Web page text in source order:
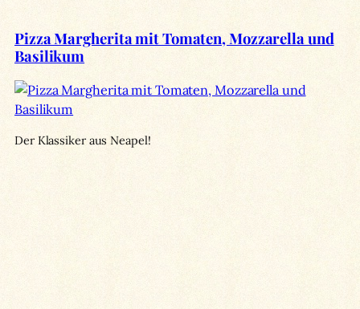
Pizza Margherita mit Tomaten, Mozzarella und
Basilikum
Der Klassiker aus Neapel!